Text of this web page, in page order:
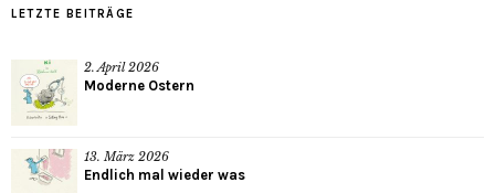
LETZTE BEITRÄGE
2. April 2026
Moderne Ostern
13. März 2026
Endlich mal wieder was